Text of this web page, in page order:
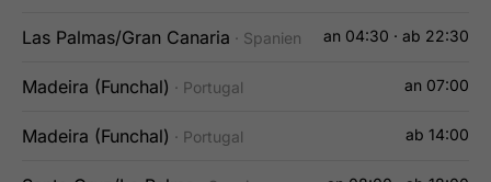
Las Palmas/Gran Canaria · Spanien an 04:30 · ab 22:30
Madeira (Funchal) · Portugal an 07:00
Madeira (Funchal) · Portugal ab 14:00